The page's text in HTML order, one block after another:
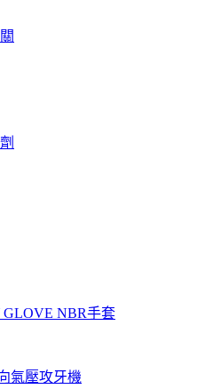
GLOVE NBR手套
氣壓攻牙機